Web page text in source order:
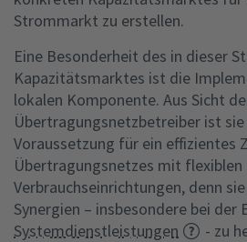
Strommarkt zu erstellen.
Eine Besonderheit des in dieser
Kapazitätsmarktes ist die
lokalen Komponente. Aus Sicht
Übertragungsnetzbetreiber ist
Voraussetzung für ein effizientes
Übertragungsnetzes mit flexiblen
Verbrauchseinrichtungen, denn
Synergien – insbesondere bei der
Systemdienstleistungen
- zu